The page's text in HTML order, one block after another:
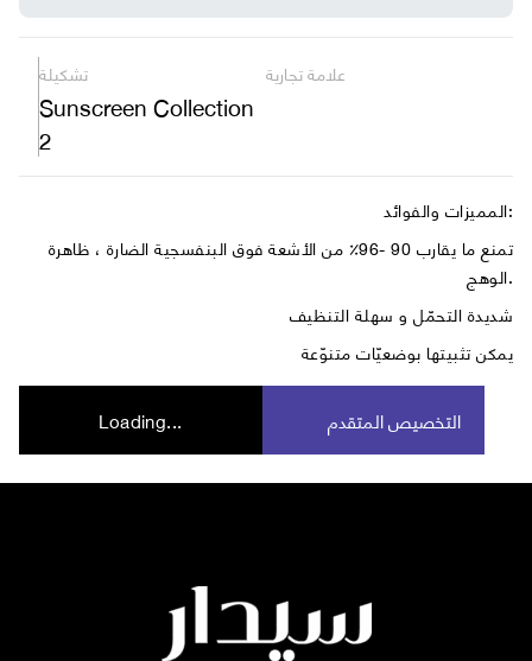
تشكيلة
Sunscreen Collection
2
علامة تجارية
المميزات والفوائد:
تمنع ما يقارب 90 -96٪ من الأشعة فوق البنفسجية الضارة ، ظاهرة
الوهج.
شديدة التحمّل و سهلة التنظيف
يمكن تثبيتها بوضعيّات متنوّعة
Loading... التخصيص المتقدم